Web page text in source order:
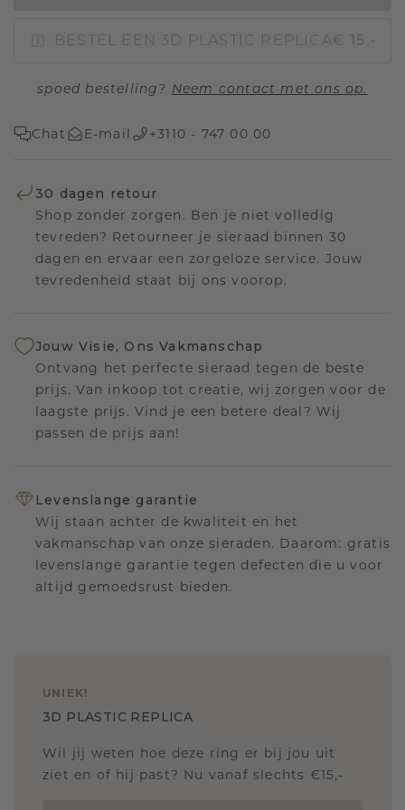
BESTEL EEN 3D PLASTIC REPLICA€ 15,-
spoed bestelling? Neem contact met ons op.
Chat E-mail +3110 - 747 00 00
30 dagen retour
Shop zonder zorgen. Ben je niet volledig
tevreden? Retourneer je sieraad binnen 30
dagen en ervaar een zorgeloze service. Jouw
tevredenheid staat bij ons voorop.
Jouw Visie, Ons Vakmanschap
Ontvang het perfecte sieraad tegen de beste
prijs. Van inkoop tot creatie, wij zorgen voor de
laagste prijs. Vind je een betere deal? Wij
passen de prijs aan!
Levenslange garantie
Wij staan achter de kwaliteit en het
vakmanschap van onze sieraden. Daarom: gratis
levenslange garantie tegen defecten die u voor
altijd gemoedsrust bieden.
UNIEK!
3D PLASTIC REPLICA
Wil jij weten hoe deze ring er bij jou uit
ziet en of hij past? Nu vanaf slechts €15,-